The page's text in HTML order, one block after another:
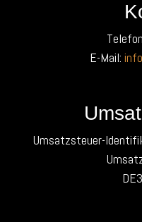
E-Mail:
Umsatzsteuer-